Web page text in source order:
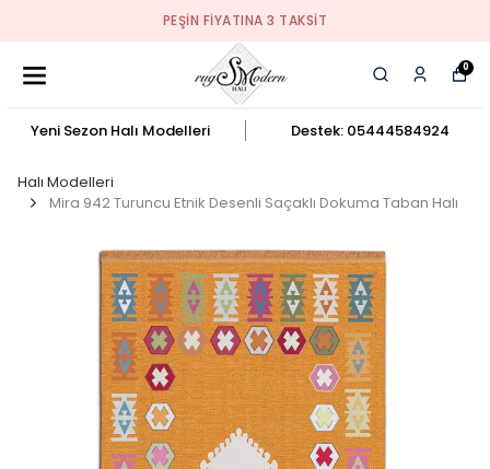
PEŞIN FIYATINA 3 TAKSIT
0
Yeni Sezon Halı Modelleri Destek: 05444584924
Halı Modelleri
Mira 942 Turuncu Etnik Desenli Saçaklı Dokuma Taban Halı